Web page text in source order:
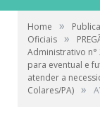
Home »
Oficiais »
Administrativo n°
para eventual e
atender a
Colares/PA) »